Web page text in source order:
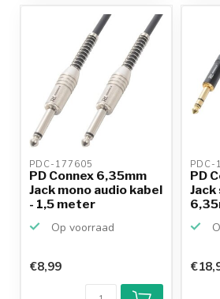
PDC-177605
PD Connex 6,35mm
Jack mono audio kabel
- 1,5 meter
Op voorraad
€8,99
PDC-
PD